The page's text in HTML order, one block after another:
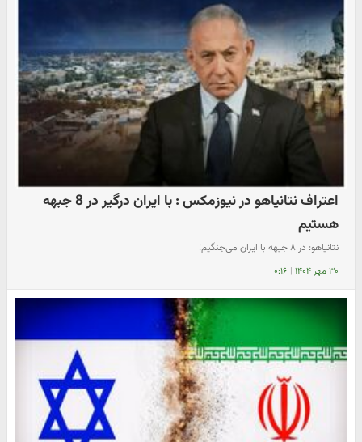
اعتراف نتانیاهو در نیوزمکس : با ایران درگیر در 8 جبهه
هستیم
نتانیاهو: در ۸ جبهه با ایران می‌جنگیم!
۳۰ مهر ۱۴۰۴ | ۰:۱۶